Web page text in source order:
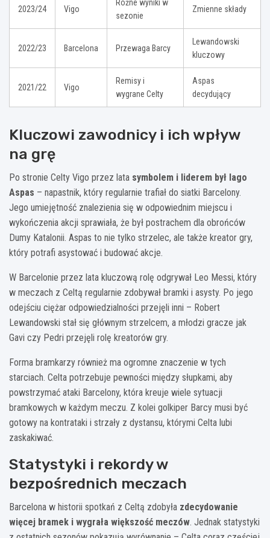
2023/24 Vigo
Różne wyniki w
sezonie
Zmienne składy
2022/23 Barcelona Przewaga Barcy
Lewandowski
kluczowy
2021/22 Vigo
Remisy i
wygrane Celty
Aspas
decydujący
Kluczowi zawodnicy i ich wpływ
na grę
Po stronie Celty Vigo przez lata symbolem i liderem był Iago
Aspas – napastnik, który regularnie trafiał do siatki Barcelony.
Jego umiejętność znalezienia się w odpowiednim miejscu i
wykończenia akcji sprawiała, że był postrachem dla obrońców
Dumy Katalonii. Aspas to nie tylko strzelec, ale także kreator gry,
który potrafi asystować i budować akcje.
W Barcelonie przez lata kluczową rolę odgrywał Leo Messi, który
w meczach z Celtą regularnie zdobywał bramki i asysty. Po jego
odejściu ciężar odpowiedzialności przejęli inni – Robert
Lewandowski stał się głównym strzelcem, a młodzi gracze jak
Gavi czy Pedri przejęli rolę kreatorów gry.
Forma bramkarzy również ma ogromne znaczenie w tych
starciach. Celta potrzebuje pewności między słupkami, aby
powstrzymać ataki Barcelony, która kreuje wiele sytuacji
bramkowych w każdym meczu. Z kolei golkiper Barcy musi być
gotowy na kontrataki i strzały z dystansu, którymi Celta lubi
zaskakiwać.
Statystyki i rekordy w
bezpośrednich meczach
Barcelona w historii spotkań z Celtą zdobyła zdecydowanie
więcej bramek i wygrała większość meczów. Jednak statystyki